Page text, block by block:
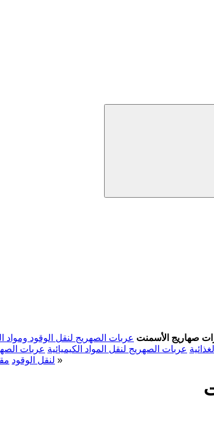
صهاريج الأسمنت عربات الصهريج لنقل الوقود ومواد
عربات الصهريج لنقل المواد الكيميائية عربات
لنقل الوقود »